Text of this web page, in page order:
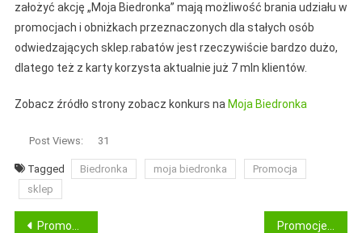
założyć akcję „Moja Biedronka” mają możliwość brania udziału w
promocjach i obniżkach przeznaczonych dla stałych osób
odwiedzających sklep.rabatów jest rzeczywiście bardzo dużo,
dlatego też z karty korzysta aktualnie już 7 mln klientów.
Zobacz źródło strony zobacz konkurs na Moja Biedronka
Post Views: 31
Tagged Biedronka moja biedronka
Promocja
sklep
Nawigacja
Promocje Biedronka Zwoleń odbierz bon na zakupy Promocje Biedronka Barczewo odbierz bon na zakupy